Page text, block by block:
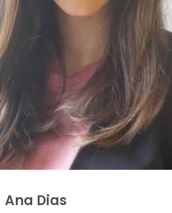
Ana Dias